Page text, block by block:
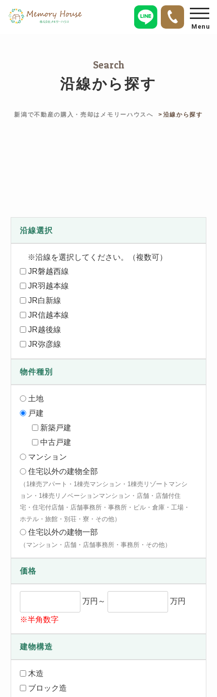
Menu
Search
沿線から探す
新潟で不動産の購入・売却はメモリーハウスへ 沿線から探す
沿線選択
※沿線を選択してください。（複数可）
JR磐越西線
JR羽越本線
JR白新線
JR信越本線
JR越後線
JR弥彦線
物件種別
土地
戸建
新築戸建
中古戸建
マンション
住宅以外の建物全部
（1棟売アパート・1棟売マンション・1棟売リゾートマンシ
ョン・1棟売リノベーションマンション・店舗・店舗付住
宅・住宅付店舗・店舗事務所・事務所・ビル・倉庫・工場・
ホテル・旅館・別荘・寮・その他）
住宅以外の建物一部
（マンション・店舗・店舗事務所・事務所・その他）
価格
万円～ 万円
※半角数字
建物構造
木造
ブロック造